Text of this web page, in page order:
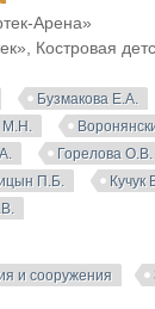
Арена»
Костровая
Бузмакова Е.А.
М.Н.
Горелова О.В.
П.Б. Кучук
и сооружения